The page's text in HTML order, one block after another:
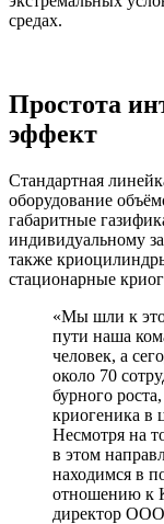
средах.
Простота
эффект
Стандартная
оборудование
габаритные
индивидуальному
также
стационарные
«Мы шли к
пути наша
человек, а
около 70
бурного
криогеника в
Несмотря на
в этом
находимся в
отношению к
директор